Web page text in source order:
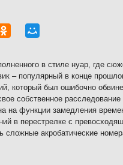
в стиле нуар, где
– популярный в конце
который был ошибочно
собственное расследование
на функции замедления
в перестрелке с
сложные акробатические